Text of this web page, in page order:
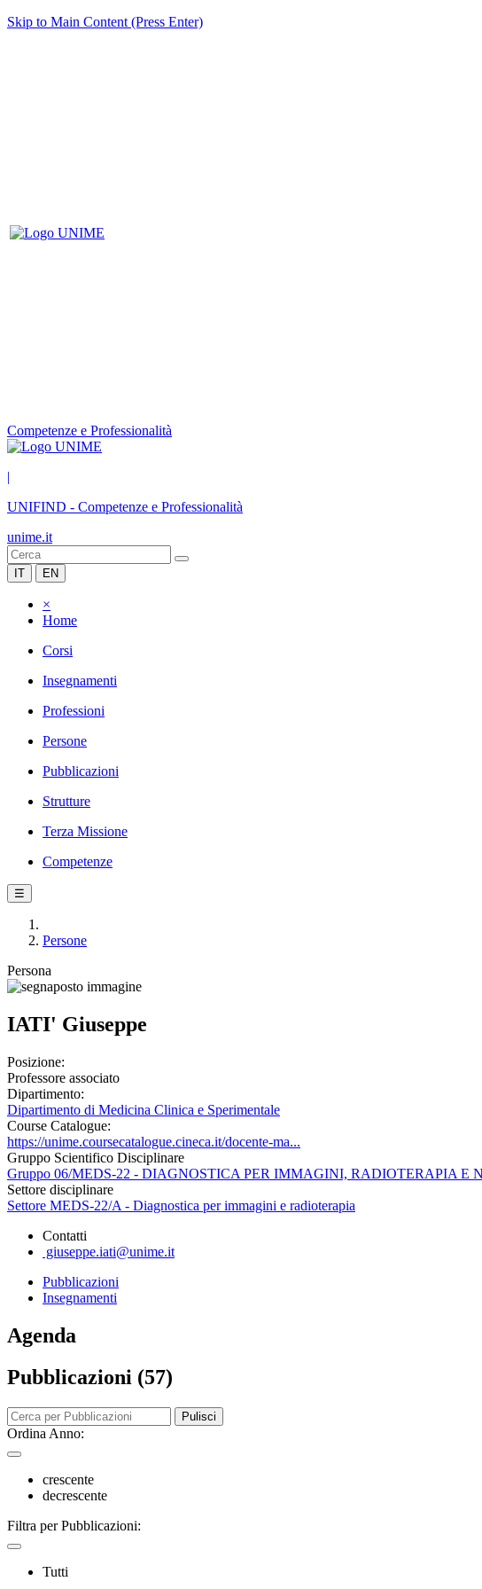
Skip to Main Content (Press Enter)
Competenze e Professionalità
|
UNIFIND - Competenze e Professionalità
unime.it
IT EN
×
Home
Corsi
Insegnamenti
Professioni
Persone
Pubblicazioni
Strutture
Terza Missione
Competenze
☰
Persone
Persona
IATI' Giuseppe
Posizione:
Professore associato
Dipartimento:
Dipartimento di Medicina Clinica e Sperimentale
Course Catalogue:
https://unime.coursecatalogue.cineca.it/docente-ma...
Gruppo Scientifico Disciplinare
Gruppo 06/MEDS-22 - DIAGNOSTICA PER IMMAGINI, RADIOTERAPIA E
Settore disciplinare
Settore MEDS-22/A - Diagnostica per immagini e radioterapia
Contatti
giuseppe.iati@unime.it
Pubblicazioni
Insegnamenti
Agenda
Pubblicazioni (57)
Pulisci
Ordina Anno:
crescente
decrescente
Filtra per Pubblicazioni:
Tutti